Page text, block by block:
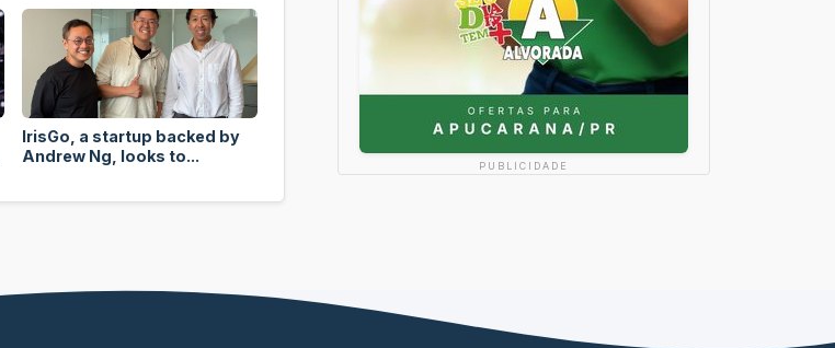
IrisGo, a startup backed by
Andrew Ng, looks to...
PUBLICIDADE